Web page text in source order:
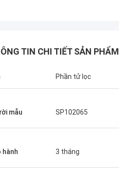
TIN CHI TIẾT SẢN PHẨM
Phần tử lọc
mẫu SP102065
hành 3 tháng